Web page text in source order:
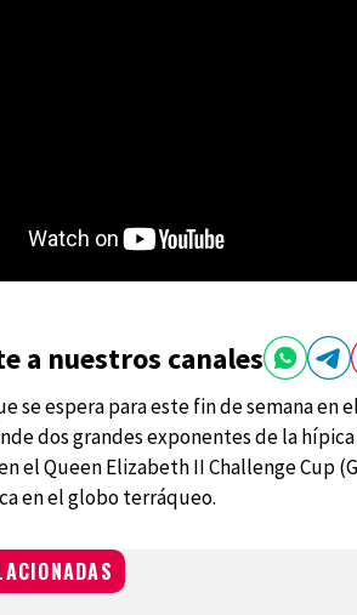
a nuestros canales
se espera para este fin de semana en
dos grandes exponentes de la
el Queen Elizabeth II Challenge Cup
en el globo terráqueo.